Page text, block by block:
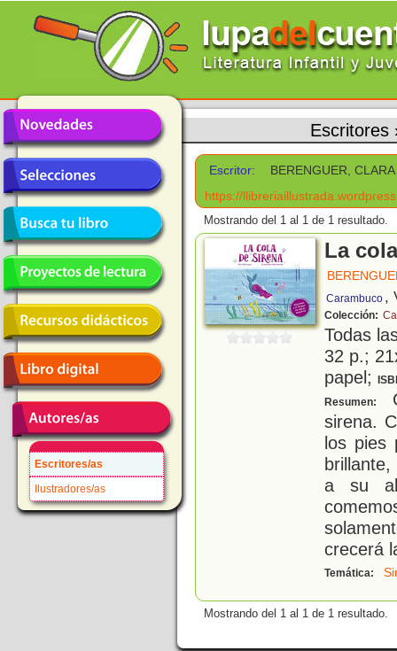
Escritores/as
Ilustradores/as
Escritores
Escritor:
BERENGUER, CLARA
https://
Mostrando del 1 al 1 de 1 resultado.
La
Carambuco ,
Colección:
Todas
32 p.;
papel;
Resumen:
sirena.
los pies
a su
crecerá
Temática:
Mostrando del 1 al 1 de 1 resultado.